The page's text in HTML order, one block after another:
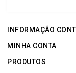
INFORMAÇÃO
MINHA CONTA
PRODUTOS